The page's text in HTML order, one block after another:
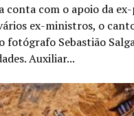
conta com o apoio da
ex-ministros, o
fotógrafo Sebastião
Auxiliar...